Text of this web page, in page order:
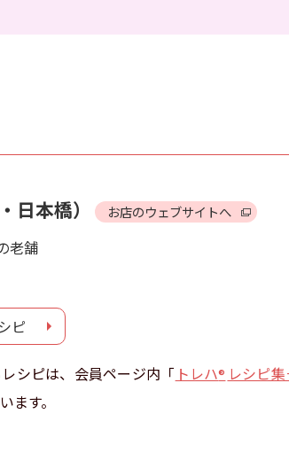
日本橋）
お店のウェブサイトへ
老舗
ピ
シピは、会員ページ内「 トレハ® レシピ
ます。